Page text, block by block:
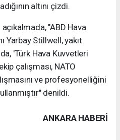
altını çizdi.
açıkalmada, "ABD Hava
Yarbay Stillwell, yakıt
'Türk Hava Kuvvetleri
çalışması, NATO
ve profesyonelliğini
denildi.
ANKARA HABERİ